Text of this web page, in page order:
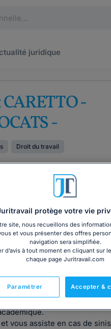
juridique
-
-
Droit du travail
du travail dans le cadre
votre stratégie en
vous assiste en cas de
protège votre vie
site, nous recueillons des
et vous présenter des offres
navigation sera simplifiée.
d’avis à tout moment en cliquant sur
chaque page Juritravail.com
Accepter &
Paramétrer